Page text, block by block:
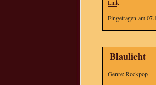
Link
Eingetragen am
Blaulicht
Genre: Rockpop